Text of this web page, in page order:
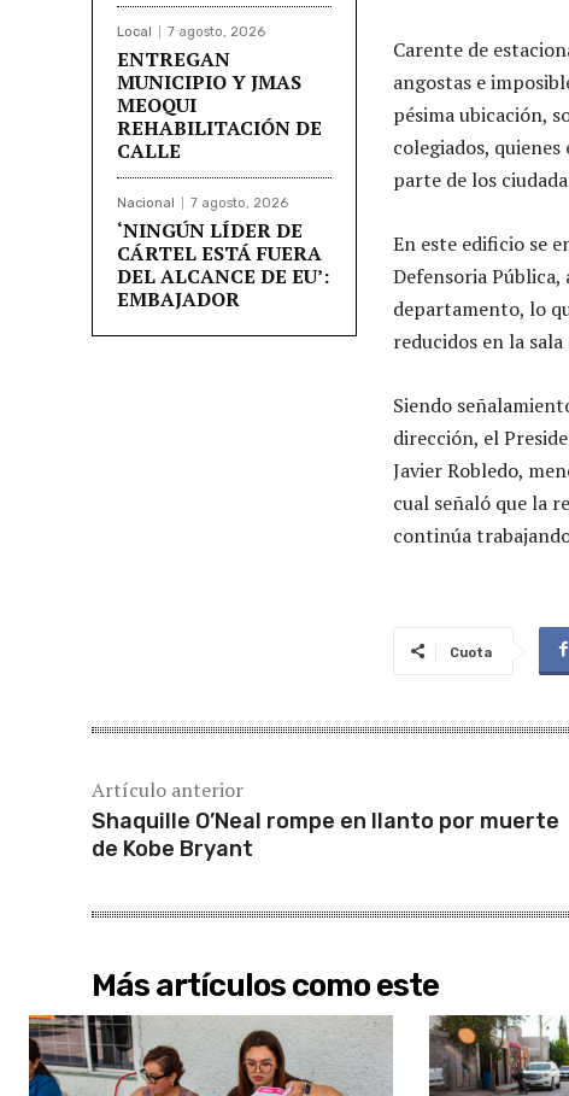
Local 7 agosto, 2026
ENTREGAN
MUNICIPIO Y JMAS
MEOQUI
REHABILITACIÓN DE
CALLE
Nacional 7 agosto, 2026
‘NINGÚN LÍDER DE
CÁRTEL ESTÁ FUERA
DEL ALCANCE DE EU’:
EMBAJADOR
Carente de
angostas e
pésima ubicación,
colegiados,
parte de los
En este edificio se
Defensoria Pública,
departamento, lo
reducidos en la sala
Siendo
dirección, el
Javier Robledo,
cual señaló que la
continúa
Cuota
Artículo anterior
Shaquille O’Neal rompe en llanto por muerte
de Kobe Bryant
Más artículos como este